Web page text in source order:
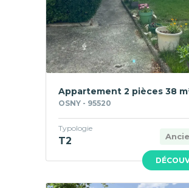
Appartement 2 pièces 38
OSNY - 95520
Typologie
T2